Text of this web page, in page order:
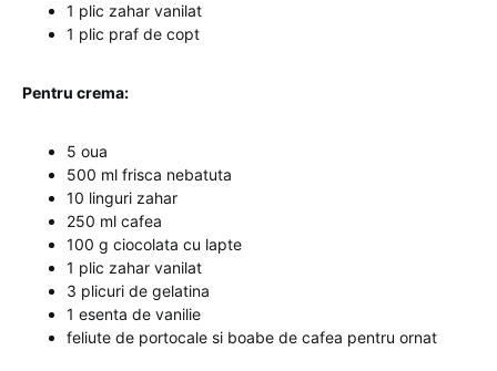
1 plic zahar vanilat
1 plic praf de copt
Pentru crema:
5 oua
500 ml frisca nebatuta
10 linguri zahar
250 ml cafea
100 g ciocolata cu lapte
1 plic zahar vanilat
3 plicuri de gelatina
1 esenta de vanilie
feliute de portocale si boabe de cafea pentru ornat